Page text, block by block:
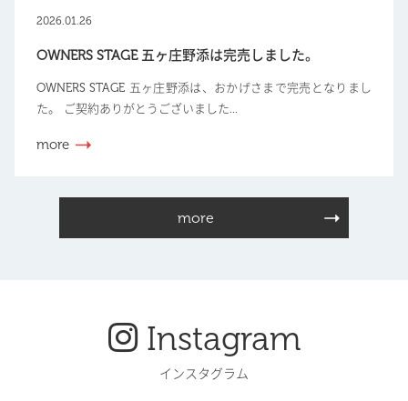
2026.01.26
OWNERS STAGE 五ヶ庄野添は完売しました。
OWNERS STAGE 五ヶ庄野添は、おかげさまで完売となりまし
た。 ご契約ありがとうございました...
more
more
Instagram
インスタグラム